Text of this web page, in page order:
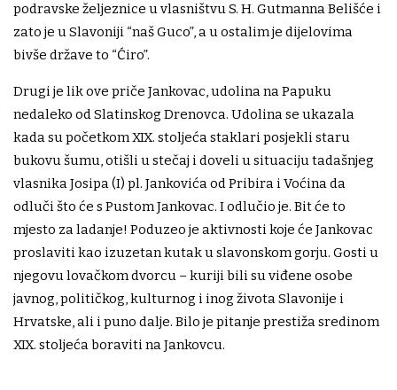
podravske željeznice u vlasništvu S. H. Gutmanna Belišće i
zato je u Slavoniji “naš Guco”, a u ostalim je dijelovima
bivše države to “Ćiro”.
Drugi je lik ove priče Jankovac, udolina na Papuku
nedaleko od Slatinskog Drenovca. Udolina se ukazala
kada su početkom XIX. stoljeća staklari posjekli staru
bukovu šumu, otišli u stečaj i doveli u situaciju tadašnjeg
vlasnika Josipa (I) pl. Jankovića od Pribira i Voćina da
odluči što će s Pustom Jankovac. I odlučio je. Bit će to
mjesto za ladanje! Poduzeo je aktivnosti koje će Jankovac
proslaviti kao izuzetan kutak u slavonskom gorju. Gosti u
njegovu lovačkom dvorcu – kuriji bili su viđene osobe
javnog, političkog, kulturnog i inog života Slavonije i
Hrvatske, ali i puno dalje. Bilo je pitanje prestiža sredinom
XIX. stoljeća boraviti na Jankovcu.